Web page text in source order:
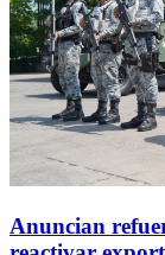
Anuncian